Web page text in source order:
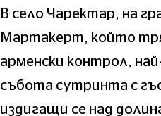
В село Чаректар, на
Мартакерт, който
арменски контрол,
събота сутринта с
издигащи се над